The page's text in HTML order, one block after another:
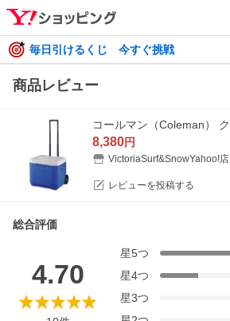
毎日引けるくじ 今すぐ挑戦
商品レビュー
8,380円
VictoriaSurf&SnowYahoo!店
レビューを投稿する
総合評価
4.70
星5つ
星4つ
星3つ